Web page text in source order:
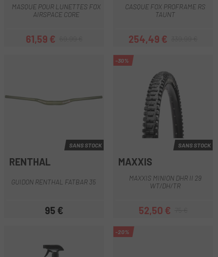
MASQUE POUR LUNETTES FOX
AIRSPACE CORE
Prix
61,59 €Prix habituel
CASQUE FOX PROFRAME RS
TAUNT
Prix
254,49 €Prix habituel
SANS STOCK
RENTHAL
GUIDON RENTHAL FATBAR 35
Prix
95 €
-30%
SANS STOCK
MAXXIS
MAXXIS MINION DHR II 29
WT/DH/TR
Prix
52,50 €Prix habituel
-20%